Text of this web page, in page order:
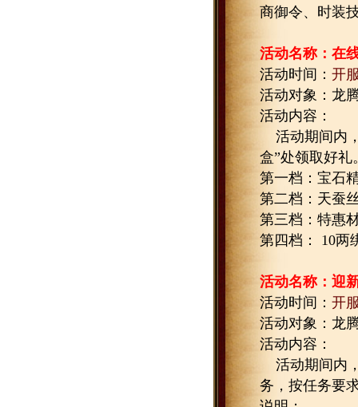
商御令、时装
活动名称：在
活动时间： 开
活动对象：龙
活动内容：
活动期间内
盒”处领取好礼
第一档：宝石
第二档：天蚕
第三档：特惠
第四档： 10两
活动名称：迎
活动时间： 开
活动对象：龙
活动内容：
活动期间内
务，按任务要